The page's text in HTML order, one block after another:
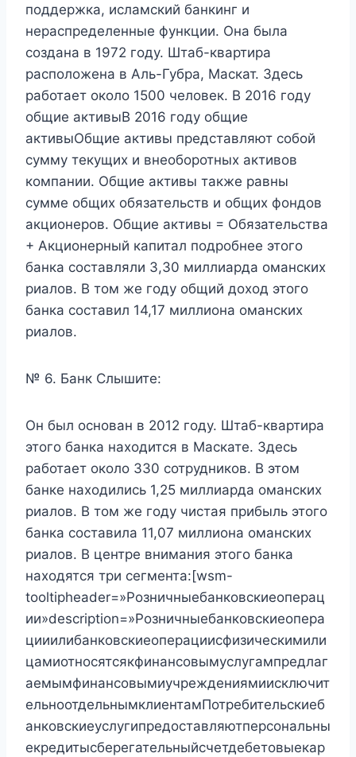
поддержка, исламский банкинг и
нераспределенные функции. Она была
создана в 1972 году. Штаб-квартира
расположена в Аль-Губра, Маскат. Здесь
работает около 1500 человек. В 2016 году
общие активыВ 2016 году общие
активыОбщие активы представляют собой
сумму текущих и внеоборотных активов
компании. Общие активы также равны
сумме общих обязательств и общих фондов
акционеров. Общие активы = Обязательства
+ Акционерный капитал подробнее этого
банка составляли 3,30 миллиарда оманских
риалов. В том же году общий доход этого
банка составил 14,17 миллиона оманских
риалов.
№ 6. Банк Слышите:
Он был основан в 2012 году. Штаб-квартира
этого банка находится в Маскате. Здесь
работает около 330 сотрудников. В этом
банке находились 1,25 миллиарда оманских
риалов. В том же году чистая прибыль этого
банка составила 11,07 миллиона оманских
риалов. В центре внимания этого банка
находятся три сегмента:[wsm-
tooltipheader=»Розничныебанковскиеоперац
ии»description=»Розничныебанковскиеопера
цииилибанковскиеоперациисфизическимили
цамиотносятсякфинансовымуслугампредлаг
аемымфинансовымиучреждениямиисключит
ельноотдельнымклиентамПотребительскиеб
анковскиеуслугипредоставляютперсональны
екредитысберегательныйсчетдебетовыекар